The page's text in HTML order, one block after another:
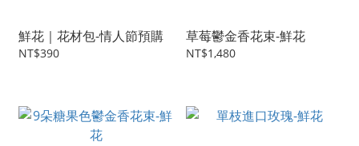
鮮花｜花材包-情人節預購
NT$390
草莓鬱金香花束-鮮花
NT$1,480